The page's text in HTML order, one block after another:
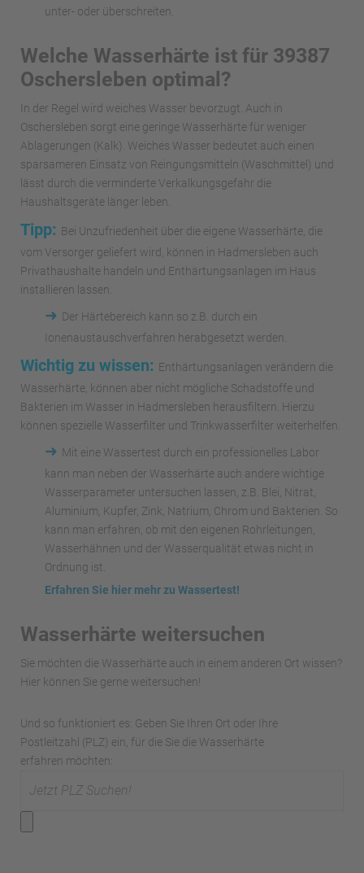
unter- oder überschreiten.
Welche Wasserhärte ist für 39387
Oschersleben optimal?
In der Regel wird weiches Wasser bevorzugt. Auch in
Oschersleben sorgt eine geringe Wasserhärte für weniger
Ablagerungen (Kalk). Weiches Wasser bedeutet auch einen
sparsameren Einsatz von Reingungsmitteln (Waschmittel) und
lässt durch die verminderte Verkalkungsgefahr die
Haushaltsgeräte länger leben.
Tipp: Bei Unzufriedenheit über die eigene Wasserhärte, die
vom Versorger geliefert wird, können in Hadmersleben auch
Privathaushalte handeln und Enthärtungsanlagen im Haus
installieren lassen.
➜ Der Härtebereich kann so z.B. durch ein
Ionenaustauschverfahren herabgesetzt werden.
Wichtig zu wissen: Enthärtungsanlagen verändern die
Wasserhärte, können aber nicht mögliche Schadstoffe und
Bakterien im Wasser in Hadmersleben herausfiltern. Hierzu
können spezielle Wasserfilter und Trinkwasserfilter weiterhelfen.
➜ Mit eine Wassertest durch ein professionelles Labor
kann man neben der Wasserhärte auch andere wichtige
Wasserparameter untersuchen lassen, z.B. Blei, Nitrat,
Aluminium, Kupfer, Zink, Natrium, Chrom und Bakterien. So
kann man erfahren, ob mit den eigenen Rohrleitungen,
Wasserhähnen und der Wasserqualität etwas nicht in
Ordnung ist.
Erfahren Sie hier mehr zu Wassertest!
Wasserhärte weitersuchen
Sie möchten die Wasserhärte auch in einem anderen Ort wissen?
Hier können Sie gerne weitersuchen!
Und so funktioniert es: Geben Sie Ihren Ort oder Ihre
Postleitzahl (PLZ) ein, für die Sie die Wasserhärte
erfahren möchten: